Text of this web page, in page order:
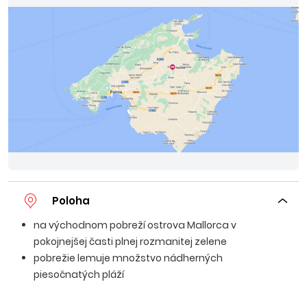
Poloha
na východnom pobreží ostrova Mallorca v
pokojnejšej časti plnej rozmanitej zelene
pobrežie lemuje množstvo nádherných
piesočnatých pláží